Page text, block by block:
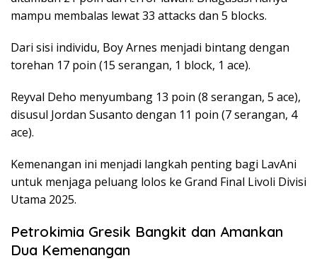
mampu membalas lewat 33 attacks dan 5 blocks.
Dari sisi individu, Boy Arnes menjadi bintang dengan
torehan 17 poin (15 serangan, 1 block, 1 ace).
Reyval Deho menyumbang 13 poin (8 serangan, 5 ace),
disusul Jordan Susanto dengan 11 poin (7 serangan, 4
ace).
Kemenangan ini menjadi langkah penting bagi LavAni
untuk menjaga peluang lolos ke Grand Final Livoli Divisi
Utama 2025.
Petrokimia Gresik Bangkit dan Amankan
Dua Kemenangan